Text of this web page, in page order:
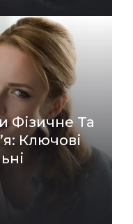
Фізичне Та
Ключові